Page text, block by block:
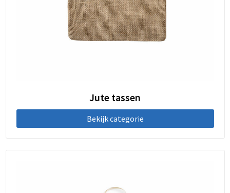
Jute tassen
Bekijk categorie